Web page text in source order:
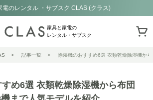
電のレンタル ・サブスク CLAS (クラス)
家具と家電の
レンタル・サブスク
記事一覧 除湿機のおすすめ6選 衣類乾燥除湿機か
め6選 衣類乾燥除湿機から布団